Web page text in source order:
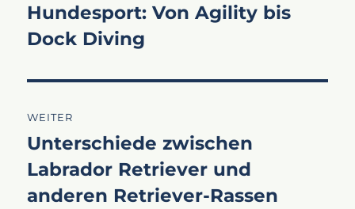
Beitrag:
Hundesport: Von Agility bis
Dock Diving
WEITER
Nächster
Beitrag:
Unterschiede zwischen
Labrador Retriever und
anderen Retriever-Rassen